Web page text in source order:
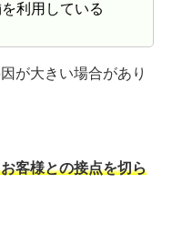
利用している
が大きい場合があり
客様との接点を切ら